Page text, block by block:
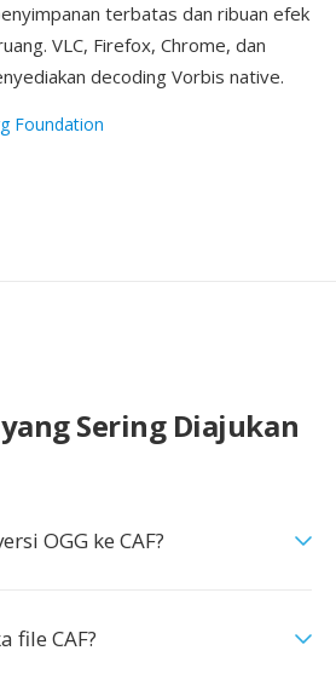
terbatas dan ribuan efek
VLC, Firefox, Chrome, dan
decoding Vorbis native.
Foundation
Sering Diajukan
OGG ke CAF?
file CAF?